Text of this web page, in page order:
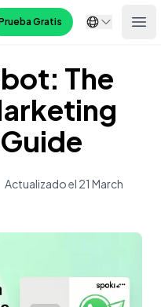
Gratis
The
Actualizado el 21 March